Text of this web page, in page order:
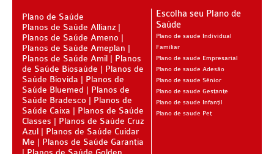
INTERCLINICAS PLANO DE SAÚDE FAMILIAR
KIPP PLANO DE SAÚDE FAMILIAR
MED TOUR PLANO DE SAÚDE FAMILIAR
MEDICAL HEALTH PLANO DE SAÚDE FAMILIAR
PLENA PLANO DE SAÚDE FAMILIAR
QSAUDE PLANO DE SAÚDE FAMILIAR
SANTA HELENA PLANO DE SAÚDE FAMILIAR
Plano de Saúde
Planos de Saúde Allianz
Planos de Saúde Ameno
Planos de Saúde Ameplan
Planos de Saúde Amil
Planos
de Saúde Biosaúde
Planos de
Saúde Biovida
Planos de
Saúde Bluemed
Planos de
Saúde Bradesco
Planos de
Saúde Caixa
Planos de Saúde
Classes
Planos de Saúde Cruz
Azul
Planos de Saúde Cuidar
Me
Planos de Saúde Garantia
Escolha seu Plano de
Saúde
Plano de saude Individual
Familiar
Plano de saude Empresarial
Plano de saude Adesão
Plano de saude Sênior
Plano de saude Gestante
Plano de saude Infantil
Plano de saude Pet